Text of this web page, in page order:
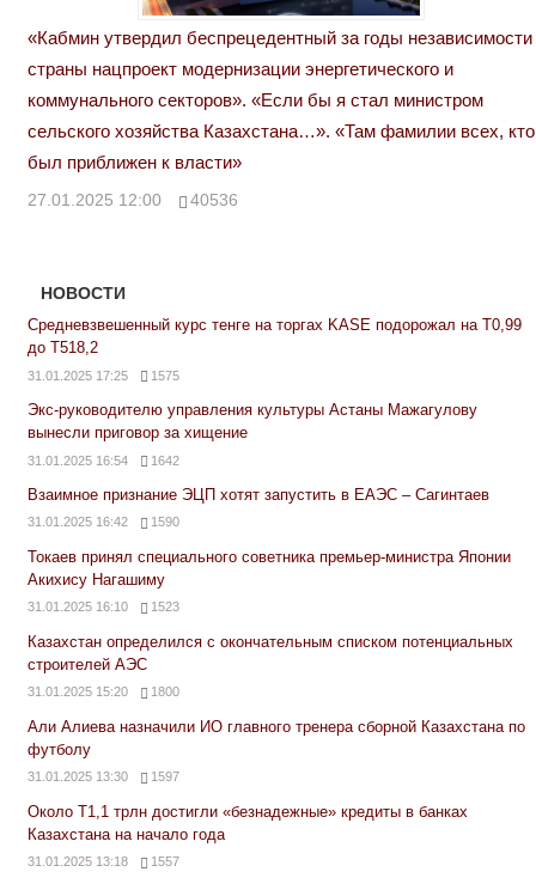
«Кабмин утвердил беспрецедентный за годы независимости
страны нацпроект модернизации энергетического и
коммунального секторов». «Если бы я стал министром
сельского хозяйства Казахстана…». «Там фамилии всех, кто
был приближен к власти»
27.01.2025 12:00 40536
НОВОСТИ
Средневзвешенный курс тенге на торгах KASE подорожал на Т0,99
до Т518,2
31.01.2025 17:25 1575
Экс-руководителю управления культуры Астаны Мажагулову
вынесли приговор за хищение
31.01.2025 16:54 1642
Взаимное признание ЭЦП хотят запустить в ЕАЭС – Сагинтаев
31.01.2025 16:42 1590
Токаев принял специального советника премьер-министра Японии
Акихису Нагашиму
31.01.2025 16:10 1523
Казахстан определился с окончательным списком потенциальных
строителей АЭС
31.01.2025 15:20 1800
Али Алиева назначили ИО главного тренера сборной Казахстана по
футболу
31.01.2025 13:30 1597
Около Т1,1 трлн достигли «безнадежные» кредиты в банках
Казахстана на начало года
31.01.2025 13:18 1557